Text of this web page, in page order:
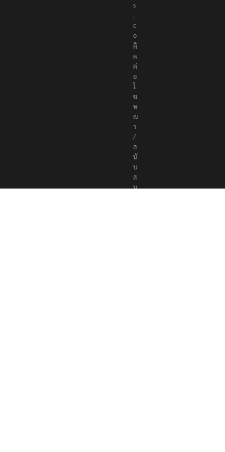
s
.
c
o
ติ
ด
ต่
อ
โ
ฆ
ษ
ณ
า
/
ส
นั
บ
ส
นุ